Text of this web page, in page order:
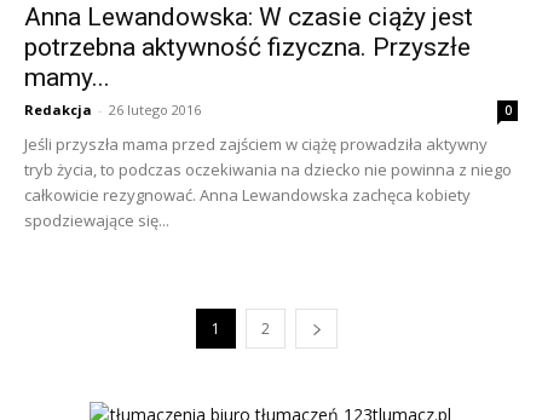
Anna Lewandowska: W czasie ciąży jest
potrzebna aktywność fizyczna. Przyszłe
mamy...
Redakcja - 26 lutego 2016 0
Jeśli przyszła mama przed zajściem w ciążę prowadziła aktywny
tryb życia, to podczas oczekiwania na dziecko nie powinna z niego
całkowicie rezygnować. Anna Lewandowska zachęca kobiety
spodziewające się...
1 2